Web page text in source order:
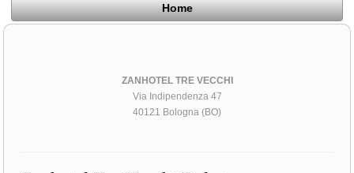
Home
ZANHOTEL TRE VECCHI
Via Indipendenza 47
40121 Bologna (BO)